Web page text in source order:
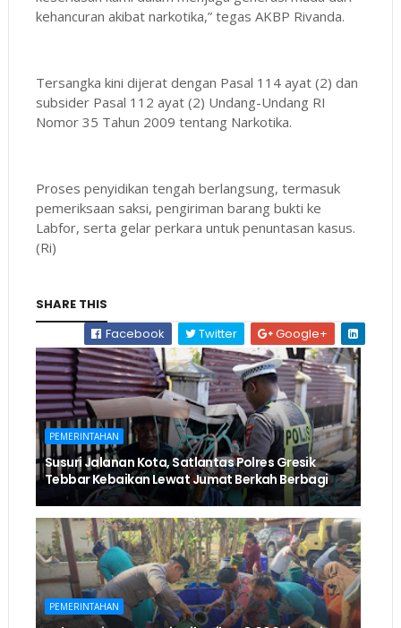
kehancuran akibat narkotika,” tegas AKBP Rivanda.
Tersangka kini dijerat dengan Pasal 114 ayat (2) dan
subsider Pasal 112 ayat (2) Undang-Undang RI
Nomor 35 Tahun 2009 tentang Narkotika.
Proses penyidikan tengah berlangsung, termasuk
pemeriksaan saksi, pengiriman barang bukti ke
Labfor, serta gelar perkara untuk penuntasan kasus.
(Ri)
SHARE THIS
Facebook
Twitter Google+
PEMERINTAHAN
Susuri Jalanan Kota, Satlantas Polres Gresik
Tebbar Kebaikan Lewat Jumat Berkah Berbagi
PEMERINTAHAN